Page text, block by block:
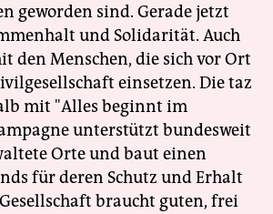
geworden sind. Gerade jetzt
und Solidarität. Auch
den Menschen, die sich vor Ort
einsetzen. Die taz
mit "Alles beginnt im
unterstützt bundesweit
Orte und baut einen
für deren Schutz und Erhalt
braucht guten, frei